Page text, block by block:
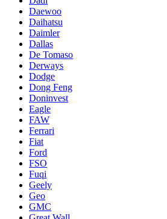
Daewoo
Daihatsu
Daimler
Dallas
De Tomaso
Derways
Dodge
Dong Feng
Doninvest
Eagle
FAW
Ferrari
Fiat
Ford
FSO
Fuqi
Geely
Geo
GMC